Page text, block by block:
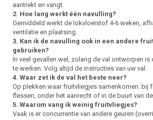
aantrekt en vangt.
2. Hoe lang werkt één navulling?
Gemiddeld werkt de lokvloeistof 4-6 weken,
ventilatie en plaatsing.
3. Kan ik de navulling ook in een andere
gebruiken?
In veel gevallen wel, zolang de val ontworpen
te werken. Volg altijd de instructies van uw val.
4. Waar zet ik de val het beste neer?
Op plekken waar fruitvliegjes samenkomen: bij
flessen, onder het aanrecht of in de buurt van
5. Waarom vang ik weinig fruitvliegjes?
Vaak is er concurrentie van andere geuren